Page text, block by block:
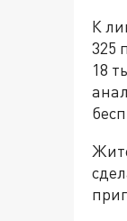
К
325
18